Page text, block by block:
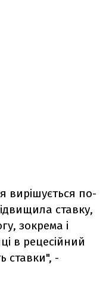
вирішується по-
ставку,
зокрема і
в рецесійний
ставки", -